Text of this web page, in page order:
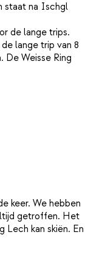
staat na Ischgl
de lange trips.
lange trip van 8
De Weisse Ring
keer. We hebben
getroffen. Het
Lech kan skiën. En